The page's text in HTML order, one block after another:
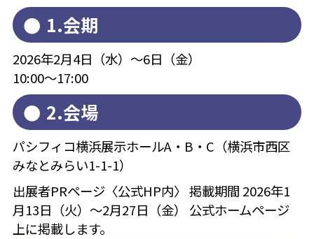
1.会期
2026年2月4日（水）～6日（金）
10:00～17:00
2.会場
パシフィコ横浜展示ホールA・B・C（横浜市西区
みなとみらい1-1-1）
出展者PRページ〈公式HP内〉 掲載期間 2026年1
月13日（火）～2月27日（金） 公式ホームページ
上に掲載します。